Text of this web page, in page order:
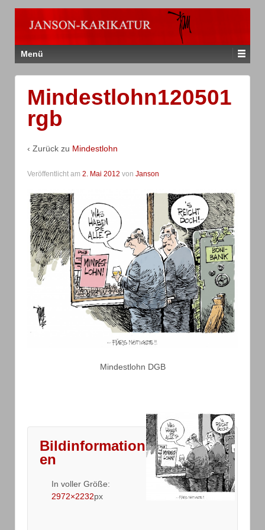
Menü
Mindestlohn120501
rgb
‹ Zurück zu Mindestlohn
Veröffentlicht am 2. Mai 2012 von Janson
Mindestlohn DGB
Bildinformation
en
In voller Größe:
2972×2232px